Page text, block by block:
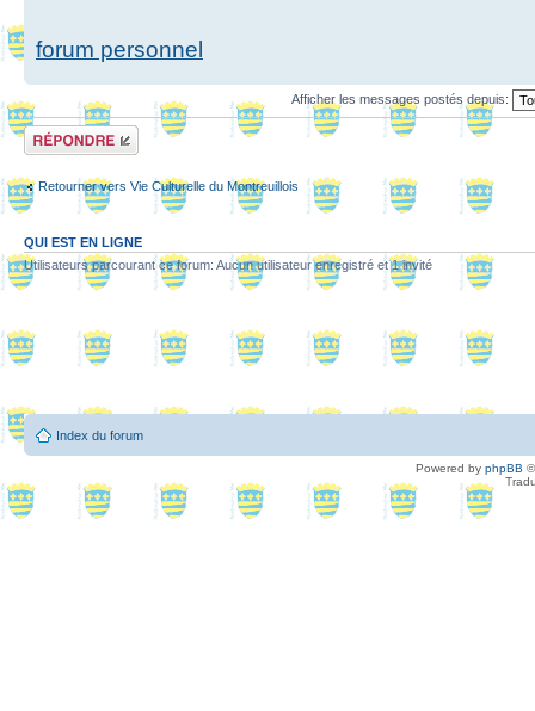
forum personnel
Afficher les messages postés depuis:
Répondre
Retourner vers Vie Culturelle du Montreuillois
QUI EST EN LIGNE
Utilisateurs parcourant ce forum: Aucun utilisateur enregistré et 1 invité
Index du forum
Powered by phpBB